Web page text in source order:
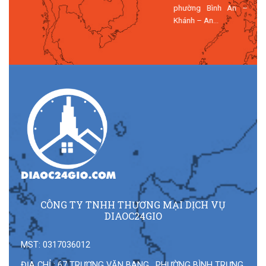
phường Bình An – Bình
Khánh – An...
CÔNG TY TNHH THƯƠNG MẠI DỊCH VỤ
DIAOC24GIO
MST: 0317036012